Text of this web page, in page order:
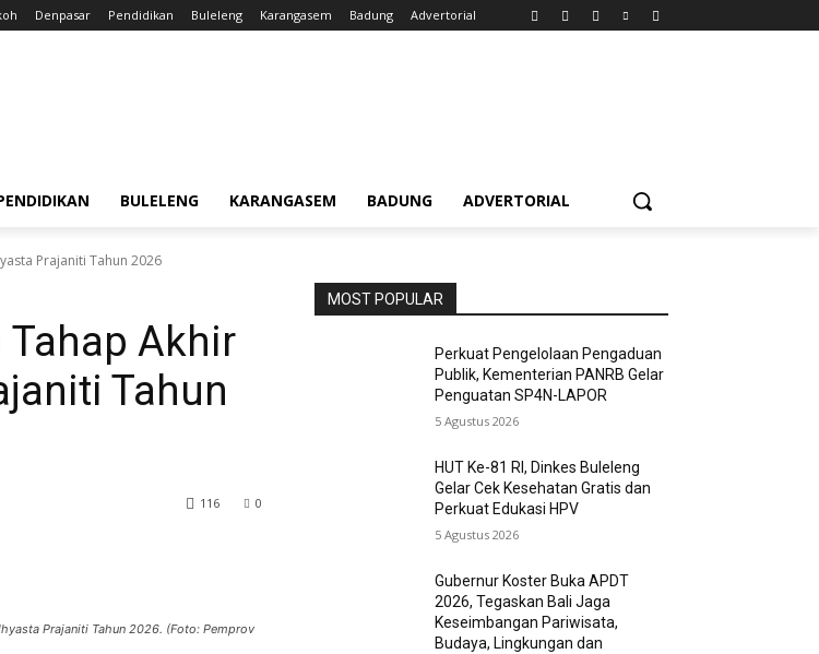
Denpasar Pendidikan Buleleng Karangasem Badung Advertorial
BULELENG KARANGASEM BADUNG ADVERTORIAL
Prajaniti Tahun 2026
Akhir
Tahun
0
116
Prajaniti Tahun 2026. (Foto: Pemprov
MOST POPULAR
Perkuat Pengelolaan Pengaduan
Publik, Kementerian PANRB Gelar
Penguatan SP4N-LAPOR
5 Agustus 2026
HUT Ke-81 RI, Dinkes Buleleng
Gelar Cek Kesehatan Gratis dan
Perkuat Edukasi HPV
5 Agustus 2026
Gubernur Koster Buka APDT
2026, Tegaskan Bali Jaga
Keseimbangan Pariwisata,
Budaya, Lingkungan dan